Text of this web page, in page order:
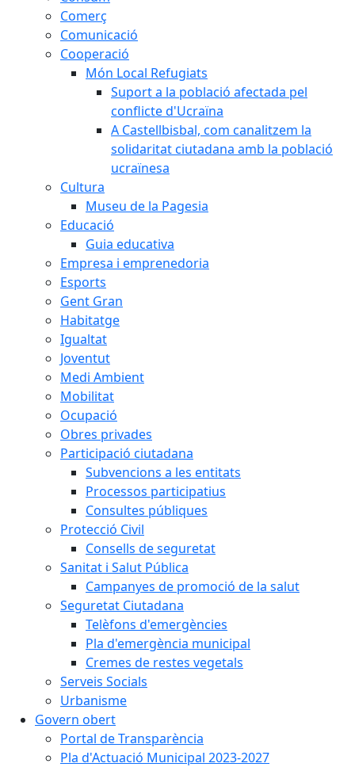
Comerç
Comunicació
Cooperació
Món Local Refugiats
Suport a la població afectada pel
conflicte d'Ucraïna
A Castellbisbal, com canalitzem la
solidaritat ciutadana amb la població
ucraïnesa
Cultura
Museu de la Pagesia
Educació
Guia educativa
Empresa i emprenedoria
Esports
Gent Gran
Habitatge
Igualtat
Joventut
Medi Ambient
Mobilitat
Ocupació
Obres privades
Participació ciutadana
Subvencions a les entitats
Processos participatius
Consultes públiques
Protecció Civil
Consells de seguretat
Sanitat i Salut Pública
Campanyes de promoció de la salut
Seguretat Ciutadana
Telèfons d'emergències
Pla d'emergència municipal
Cremes de restes vegetals
Serveis Socials
Urbanisme
Govern obert
Portal de Transparència
Pla d'Actuació Municipal 2023-2027